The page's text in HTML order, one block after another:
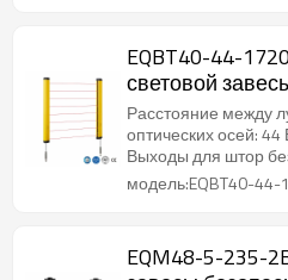
EQBT40-44-
световой
DADISICK
Расстояние между
оптических осей:
Выходы для штор
модель:EQBT40-44-
EQM48-5-235-